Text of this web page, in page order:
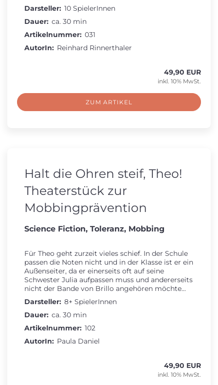
Darsteller: 10 SpielerInnen
Dauer: ca. 30 min
Artikelnummer: 031
AutorIn: Reinhard Rinnerthaler
49,90 EUR
inkl. 10% MwSt.
ZUM ARTIKEL
Halt die Ohren steif, Theo!
Theaterstück zur
Mobbingprävention
Science Fiction, Toleranz, Mobbing
Für Theo geht zurzeit vieles schief. In der Schule
passen die Noten nicht und in der Klasse ist er ein
Außenseiter, da er einerseits oft auf seine
Schwester Julia aufpassen muss und andererseits
nicht der Bande von Brillo angehören möchte...
Darsteller: 8+ SpielerInnen
Dauer: ca. 30 min
Artikelnummer: 102
AutorIn: Paula Daniel
49,90 EUR
inkl. 10% MwSt.